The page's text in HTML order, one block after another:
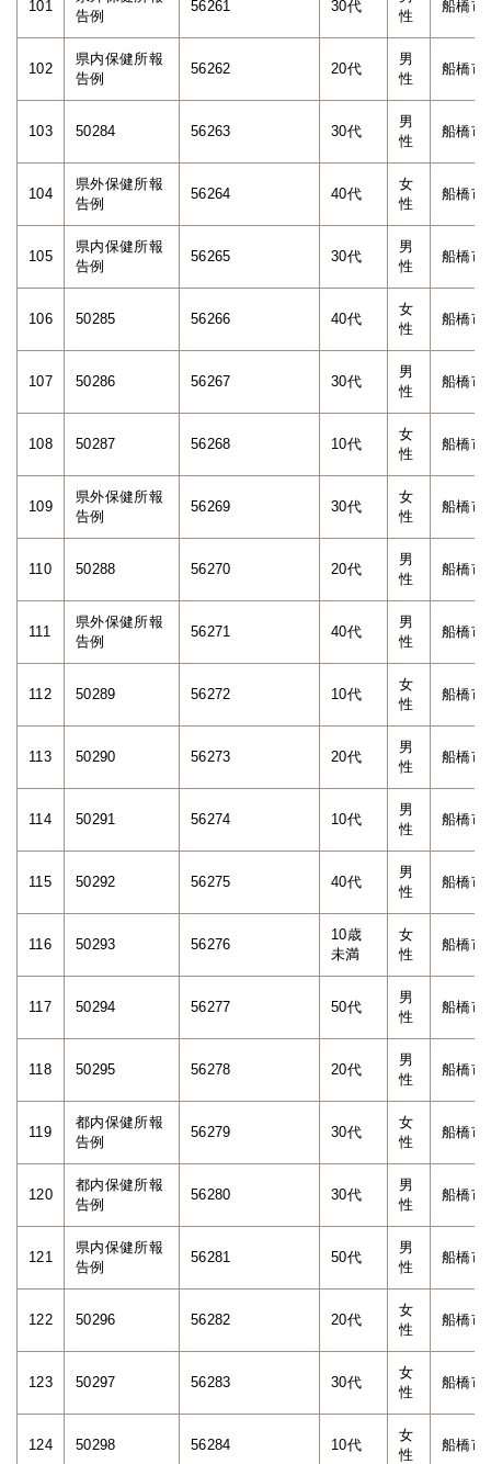
101
告例
56261 30代
性
船橋市
102
県内保健所報
告例
56262 20代
男
性
船橋市
103 50284 56263 30代
男
性
船橋市
104
県外保健所報
告例
56264 40代
女
性
船橋市
105
県内保健所報
告例
56265 30代
男
性
船橋市
106 50285 56266 40代
女
性
船橋市
107 50286 56267 30代
男
性
船橋市
108 50287 56268 10代
女
性
船橋市
109
県外保健所報
告例
56269 30代
女
性
船橋市
110 50288 56270 20代
男
性
船橋市
111
県外保健所報
告例
56271 40代
男
性
船橋市
112 50289 56272 10代
女
性
船橋市
113 50290 56273 20代
男
性
船橋市
114 50291 56274 10代
男
性
船橋市
115 50292 56275 40代
男
性
船橋市
116 50293 56276
10歳
未満
女
性
船橋市
117 50294 56277 50代
男
性
船橋市
118 50295 56278 20代
男
性
船橋市
119
都内保健所報
告例
56279 30代
女
性
船橋市
120
都内保健所報
告例
56280 30代
男
性
船橋市
121
県内保健所報
告例
56281 50代
男
性
船橋市
122 50296 56282 20代
女
性
船橋市
123 50297 56283 30代
女
性
船橋市
124 50298 56284 10代
女
性
船橋市